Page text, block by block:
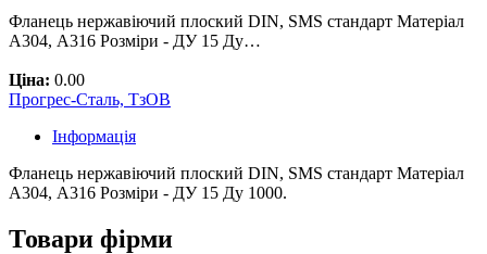
Фланець нержавіючий плоский DIN, SMS стандарт Матеріал
А304, А316 Розміри - ДУ 15 Ду…
Ціна: 0.00
Прогрес-Сталь, ТзОВ
Інформація
Фланець нержавіючий плоский DIN, SMS стандарт Матеріал
А304, А316 Розміри - ДУ 15 Ду 1000.
Товари фірми